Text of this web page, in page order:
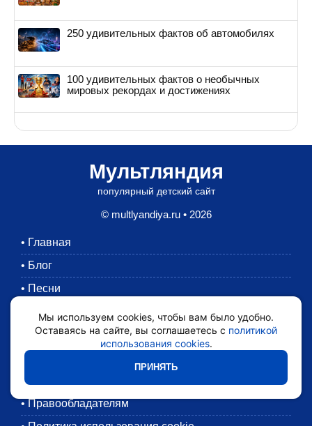
250 удивительных фактов об автомобилях
100 удивительных фактов о необычных
мировых рекордах и достижениях
Мультляндия
популярный детский сайт
© multlyandiya.ru • 2026
• Главная
• Блог
• Песни
Раскраски
Картинки
•
•
• Правообладателям
Мы используем cookies, чтобы вам было удобно.
Оставаясь на сайте, вы соглашаетесь с политикой
использования cookies.
ПРИНЯТЬ